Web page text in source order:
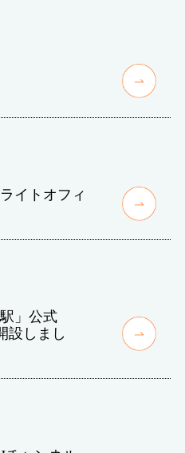
イトオフィ
」公式
設しまし